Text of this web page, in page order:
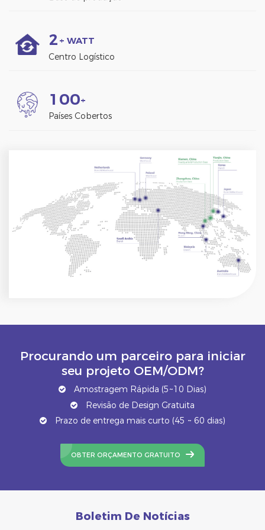
2 + WATT
Centro Logístico
1 00+
Países Cobertos
Procurando um parceiro para iniciar
seu projeto OEM/ODM?
Amostragem Rápida (5~10 Dias)
Revisão de Design Gratuita
Prazo de entrega mais curto (45 ~ 60 dias)
OBTER ORÇAMENTO GRATUITO
Boletim De Notícias